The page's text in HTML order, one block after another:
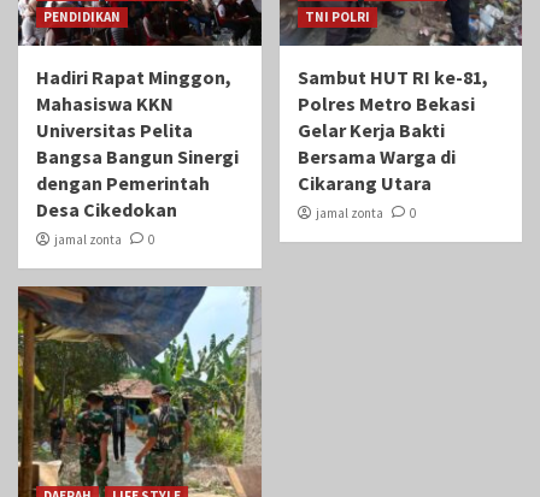
PENDIDIKAN
Hadiri Rapat Minggon,
Mahasiswa KKN
Universitas Pelita
Bangsa Bangun Sinergi
dengan Pemerintah
Desa Cikedokan
jamal zonta 0
TNI POLRI
Sambut HUT RI ke-81,
Polres Metro Bekasi
Gelar Kerja Bakti
Bersama Warga di
Cikarang Utara
jamal zonta 0